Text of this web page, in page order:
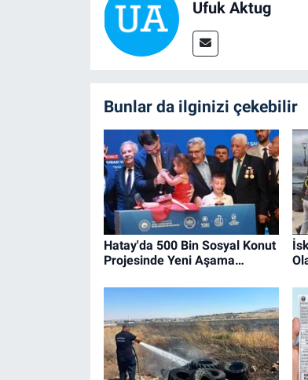
Ufuk Aktug
Bunlar da ilginizi çekebilir
Hatay'da 500 Bin Sosyal Konut
Projesinde Yeni Aşama…